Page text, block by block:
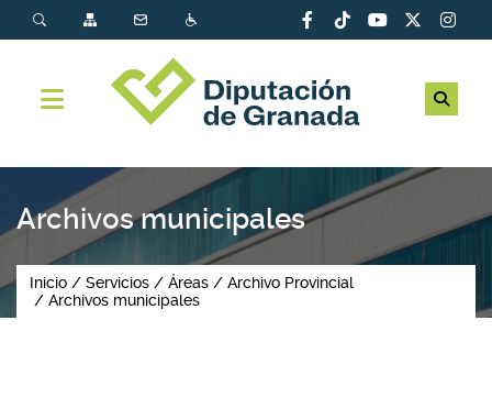
Archivos municipales
Inicio Servicios Áreas
Archivo Provincial
Archivos municipales